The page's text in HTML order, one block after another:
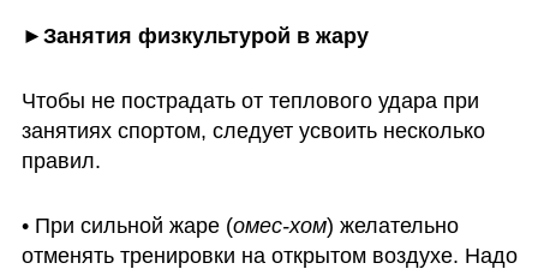
►Занятия физкультурой в жару
Чтобы не пострадать от теплового удара при
занятиях спортом, следует усвоить несколько
правил.
• При сильной жаре (омес-хом) желательно
отменять тренировки на открытом воздухе. Надо